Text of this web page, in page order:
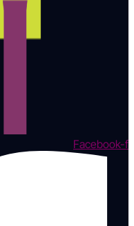
Facebook-f